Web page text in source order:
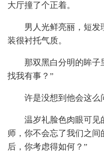
大厅撞了个正着。
男人光鲜亮丽，短
装很衬托气质。
那双黑白分明的眸子
找我有事？”
许是没想到他会这么
温岁礼脸色肉眼可见
师，你不会忘了我们之
后，你考虑得如何？”